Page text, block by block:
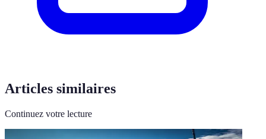
Articles similaires
Continuez votre lecture